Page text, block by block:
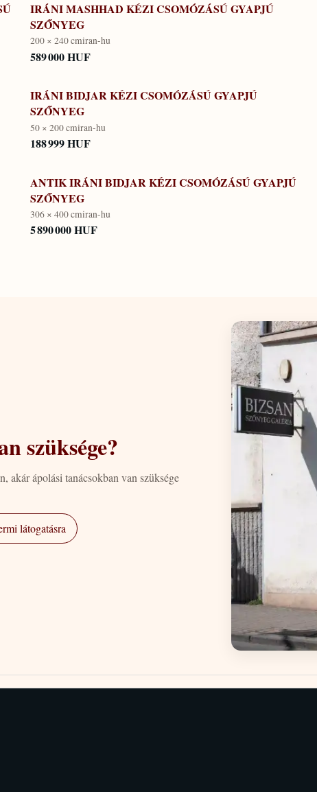
IRÁNI MASHHAD KÉZI CSOMÓZÁSÚ GYAPJÚ
SZŐNYEG
200 × 240 cmiran-hu
589 000 HUF
IRÁNI BIDJAR KÉZI CSOMÓZÁSÚ GYAPJÚ
SZŐNYEG
50 × 200 cmiran-hu
188 999 HUF
ANTIK IRÁNI BIDJAR KÉZI CSOMÓZÁSÚ GYAPJÚ
SZŐNYEG
306 × 400 cmiran-hu
5 890 000 HUF
szüksége?
akár ápolási tanácsokban van szüksége
látogatásra